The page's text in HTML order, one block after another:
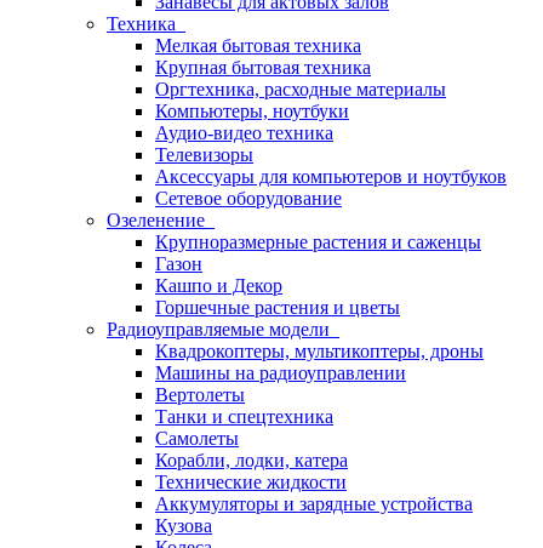
Техника
Мелкая бытовая техника
Крупная бытовая техника
Оргтехника, расходные материалы
Компьютеры, ноутбуки
Аудио-видео техника
Телевизоры
Аксессуары для компьютеров и ноутбуков
Сетевое оборудование
Озеленение
Крупноразмерные растения и саженцы
Газон
Кашпо и Декор
Горшечные растения и цветы
Радиоуправляемые модели
Квадрокоптеры, мультикоптеры, дроны
Машины на радиоуправлении
Вертолеты
Танки и спецтехника
Самолеты
Корабли, лодки, катера
Технические жидкости
Аккумуляторы и зарядные устройства
Кузова